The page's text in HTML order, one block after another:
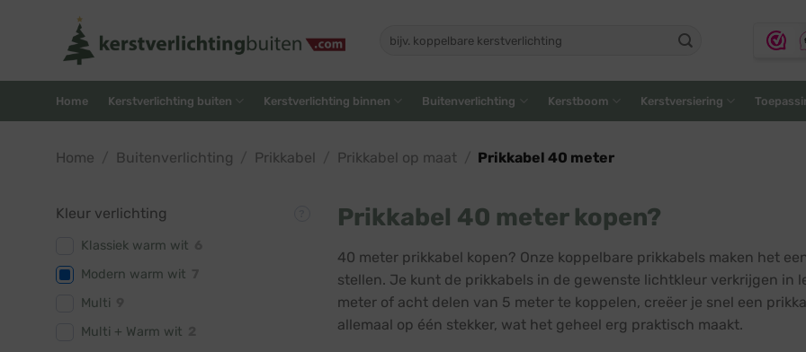
naar:
Home Kerstverlichting buiten Kerstverlichting binnen Buitenverlichting Kerstboom Kerstversiering
Home Buitenverlichting Prikkabel Prikkabel op maat Prikkabel 40 meter
Kleur verlichting
Klassiek warm wit
Modern warm wit
Multi
Multi + Warm wit
Prikkabel 40 meter kopen?
40 meter prikkabel kopen? Onze koppelbare prikkabels maken het
stellen. Je kunt de prikkabels in de gewenste lichtkleur verkrijgen in
meter of acht delen van 5 meter te koppelen, creëer je snel een
allemaal op één stekker, wat het geheel erg praktisch maakt.